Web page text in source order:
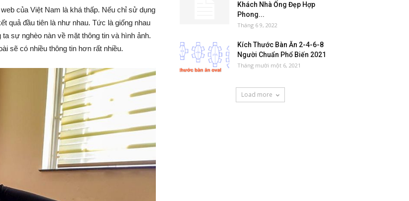
của Việt Nam là khá thấp. Nếu chỉ sử dụng
quả đầu tiên là như nhau. Tức là giống nhau
sự nghèo nàn về mặt thông tin và hình ảnh.
sẽ có nhiều thông tin hơn rất nhiều.
Khách Nhà Ống Đẹp Hợp
Phong...
Tháng 6 9, 2022
Kích Thước Bàn Ăn 2-4-6-8
Người Chuẩn Phổ Biến 2021
Tháng mười một 6, 2021
Load more